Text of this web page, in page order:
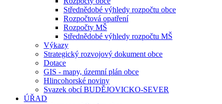
Střednědobé výhledy rozpočtu obce
Rozpočtová opatření
Rozpočty MŠ
Střednědobé výhledy rozpočtu MŠ
Výkazy
Strategický rozvojový dokument obce
Dotace
GIS - mapy, územní plán obce
Hlincohorské noviny
Svazek obcí BUDĚJOVICKO-SEVER
ÚŘAD